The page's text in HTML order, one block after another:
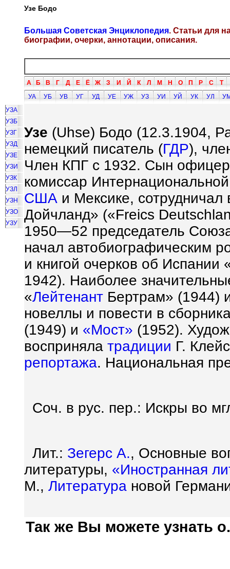
Узе Бодо
Большая Советская Энциклопедия. Статьи для
биографии, очерки, аннотации, описания.
А Б В Г Д Е Ё Ж З И Й К Л М Н О П Р С Т
УА
УБ УВ УГ УД УЕ УЖ УЗ УИ УЙ УК УЛ
УЗА
УЗБ
УЗГ
УЗД
УЗЕ
УЗИ
УЗК
УЗЛ
УЗН
УЗО
УЗУ
Узе (Uhse) Бодо (12.3.1904,
немецкий писатель (ГДР),
Член КПГ с 1932. Сын
комиссар
США и Мексике,
Дойчланд» («Freics
1950—52 председатель
начал автобиографическим
и книгой очерков об
1942). Наиболее
«Лейтенант Бертрам» (1944)
новеллы и повести в
(1949) и «Мост» (1952).
восприняла традиции Г.
репортажа. Национальная
Соч. в рус. пер.: Искры во
Лит.: Зегерс А., Основные
литературы, «Иностранная
М., Литература новой
Так же Вы можете узнать